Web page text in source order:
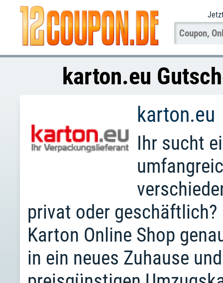
karton.eu
karton.eu
Ihr sucht
privat oder
Karton Online Shop
in ein neues Zuhause